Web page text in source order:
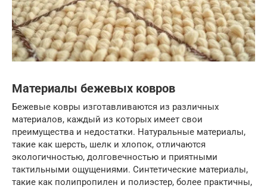
Материалы бежевых ковров
Бежевые ковры изготавливаются из различных
материалов, каждый из которых имеет свои
преимущества и недостатки. Натуральные материалы,
такие как шерсть, шелк и хлопок, отличаются
экологичностью, долговечностью и приятными
тактильными ощущениями. Синтетические материалы,
такие как полипропилен и полиэстер, более практичны,